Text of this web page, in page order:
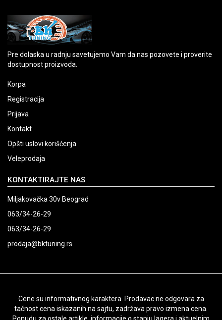
Pre dolaska u radnju savetujemo Vam da nas pozovete i proverite
dostupnost proizvoda.
Korpa
Registracija
Prijava
Kontakt
Opšti uslovi korišćenja
Veleprodaja
KONTAKTIRAJTE NAS
Miljakovačka 30v Beograd
063/34-26-29
063/34-26-29
prodaja@bktuning.rs
Cene su informativnog karaktera. Prodavac ne odgovara za
tačnost cena iskazanih na sajtu, zadržava pravo izmena cena.